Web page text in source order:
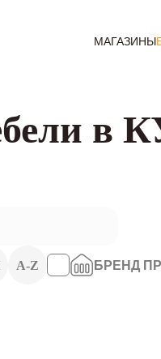
МАГАЗИНЫ
в
A-Z БРЕНД